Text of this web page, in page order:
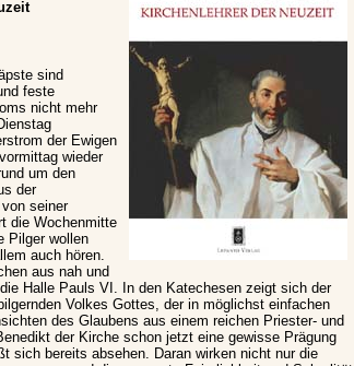
sind
feste
nicht mehr
der Ewigen
wieder
um den
der
seiner
die Wochenmitte
Pilger wollen
auch hören.
aus nah und
Halle Pauls VI. In den Katechesen zeigt sich der
Volkes Gottes, der in möglichst einfachen
des Glaubens aus einem reichen Priester- und
der Kirche schon jetzt eine gewisse Prägung
sich bereits absehen. Daran wirken nicht nur die